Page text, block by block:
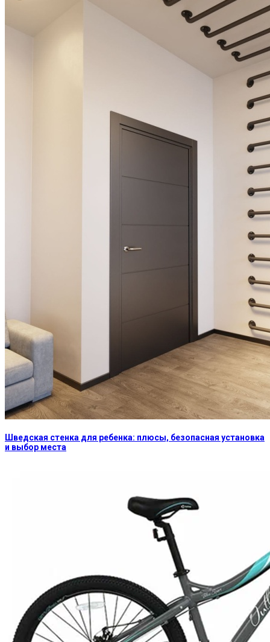
Шведская стенка для ребенка: плюсы, безопасная установка
и выбор места